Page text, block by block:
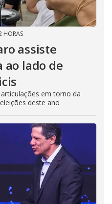
HORAS
assiste
ao lado de
em torno da
deste ano